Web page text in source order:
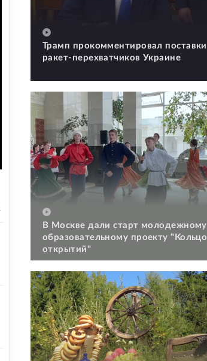
Трамп прокомментировал поставки
ракет-перехватчиков Украине
В Москве дали старт молодежному
образовательному проекту "Кольцо
открытий"